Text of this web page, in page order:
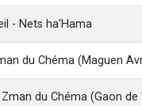
- Nets ha'Hama
du Chéma (Maguen
du Chéma (Gaon de